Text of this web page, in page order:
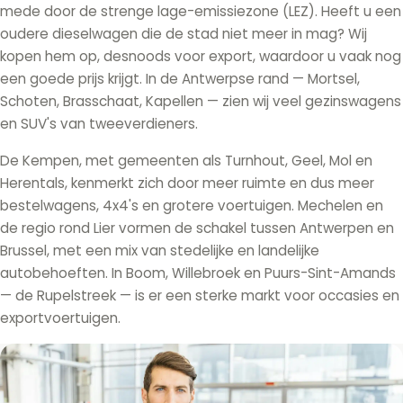
mede door de strenge lage-emissiezone (LEZ). Heeft u een
oudere dieselwagen die de stad niet meer in mag? Wij
kopen hem op, desnoods voor export, waardoor u vaak nog
een goede prijs krijgt. In de Antwerpse rand — Mortsel,
Schoten, Brasschaat, Kapellen — zien wij veel gezinswagens
en SUV's van tweeverdieners.
De Kempen, met gemeenten als Turnhout, Geel, Mol en
Herentals, kenmerkt zich door meer ruimte en dus meer
bestelwagens, 4x4's en grotere voertuigen. Mechelen en
de regio rond Lier vormen de schakel tussen Antwerpen en
Brussel, met een mix van stedelijke en landelijke
autobehoeften. In Boom, Willebroek en Puurs-Sint-Amands
— de Rupelstreek — is er een sterke markt voor occasies en
exportvoertuigen.